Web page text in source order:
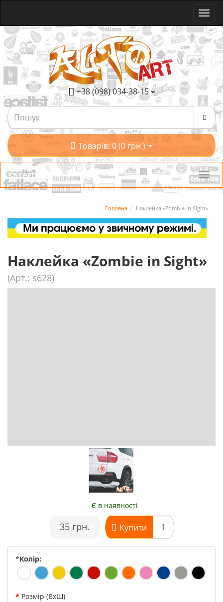
+38 (098) 034-38-15
Товарів: 0 (0 грн.)
Категорії
Головна Наклейка «Zombie in Sight»
Наклейка «Zombie in Sight»
(Арт.: s628)
Є в наявності
35 грн. Купити
*Колір:
Розмір (ВхШ)